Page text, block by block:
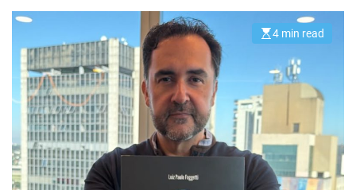
E
t
i
m
d
r
e
a
d
t
4 min read